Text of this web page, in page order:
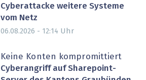
Cyberattacke weitere Systeme
vom Netz
06.08.2026 - 12:14 Uhr
Keine Konten kompromittiert
Cyberangriff auf Sharepoint-